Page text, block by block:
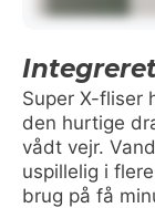
Super X-fliser
den hurtige
vådt vejr.
uspillelig i
brug på få